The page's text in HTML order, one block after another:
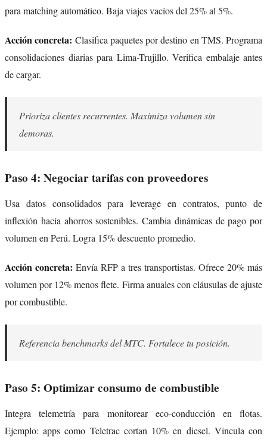
para matching automático. Baja viajes vacíos del 25% al 5%.
Acción concreta: Clasifica paquetes por destino en TMS. Programa
consolidaciones diarias para Lima-Trujillo. Verifica embalaje antes
de cargar.
Prioriza clientes recurrentes. Maximiza volumen sin
demoras.
Paso 4: Negociar tarifas con proveedores
Usa datos consolidados para leverage en contratos, punto de
inflexión hacia ahorros sostenibles. Cambia dinámicas de pago por
volumen en Perú. Logra 15% descuento promedio.
Acción concreta: Envía RFP a tres transportistas. Ofrece 20% más
volumen por 12% menos flete. Firma anuales con cláusulas de ajuste
por combustible.
Referencia benchmarks del MTC. Fortalece tu posición.
Paso 5: Optimizar consumo de combustible
Integra telemetría para monitorear eco-conducción en flotas.
Ejemplo: apps como Teletrac cortan 10% en diesel. Vincula con